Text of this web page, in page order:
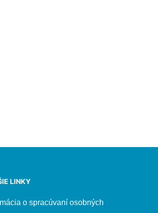
LINKY
o spracúvaní osobných